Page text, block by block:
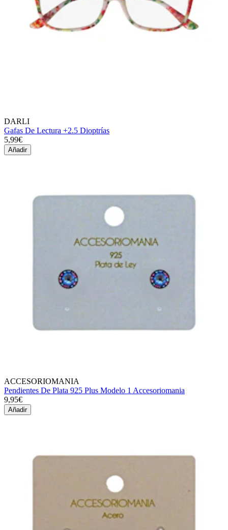
DARLI
Gafas De Lectura +2.5 Dioptrías
5,99€
Añadir
ACCESORIOMANIA
Pendientes De Plata 925 Plus Modelo 1 Accesoriomania
9,95€
Añadir